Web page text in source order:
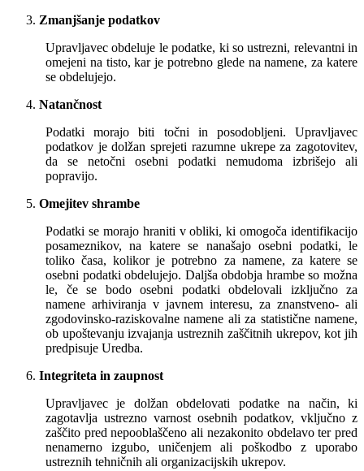
Zmanjšanje podatkov
Upravljavec obdeluje le podatke, ki so ustrezni, relevantni in
omejeni na tisto, kar je potrebno glede na namene, za katere
se obdelujejo.
Natančnost
Podatki morajo biti točni in posodobljeni. Upravljavec
podatkov je dolžan sprejeti razumne ukrepe za zagotovitev,
da se netočni osebni podatki nemudoma izbrišejo ali
popravijo.
Omejitev shrambe
Podatki se morajo hraniti v obliki, ki omogoča identifikacijo
posameznikov, na katere se nanašajo osebni podatki, le
toliko časa, kolikor je potrebno za namene, za katere se
osebni podatki obdelujejo. Daljša obdobja hrambe so možna
le, če se bodo osebni podatki obdelovali izključno za
namene arhiviranja v javnem interesu, za znanstveno- ali
zgodovinsko-raziskovalne namene ali za statistične namene,
ob upoštevanju izvajanja ustreznih zaščitnih ukrepov, kot jih
predpisuje Uredba.
Integriteta in zaupnost
Upravljavec je dolžan obdelovati podatke na način, ki
zagotavlja ustrezno varnost osebnih podatkov, vključno z
zaščito pred nepooblaščeno ali nezakonito obdelavo ter pred
nenamerno izgubo, uničenjem ali poškodbo z uporabo
ustreznih tehničnih ali organizacijskih ukrepov.